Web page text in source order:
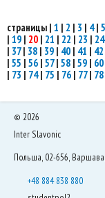
страницы | 1 | 2 | 3 | 4| 5
| 19 | 20 | 21 | 22 | 23 | 24
| 37| 38 | 39 | 40 | 41 | 42
| 55 | 56 | 57| 58 | 59 | 60
| 73 | 74| 75 | 76 | 77| 78
© 2026
Inter Slavonic
Польша, 02-656,
+48 884 838 880